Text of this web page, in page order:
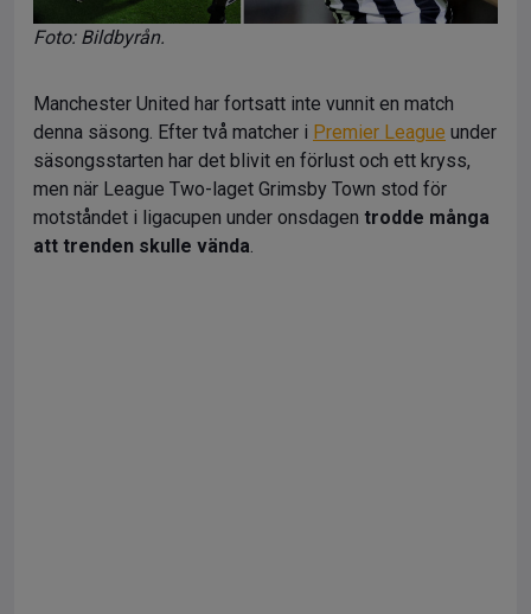
Foto: Bildbyrån.
Manchester United har fortsatt inte vunnit en match
denna säsong. Efter två matcher i Premier League under
säsongsstarten har det blivit en förlust och ett kryss,
men när League Two-laget Grimsby Town stod för
motståndet i ligacupen under onsdagen trodde många
att trenden skulle vända.